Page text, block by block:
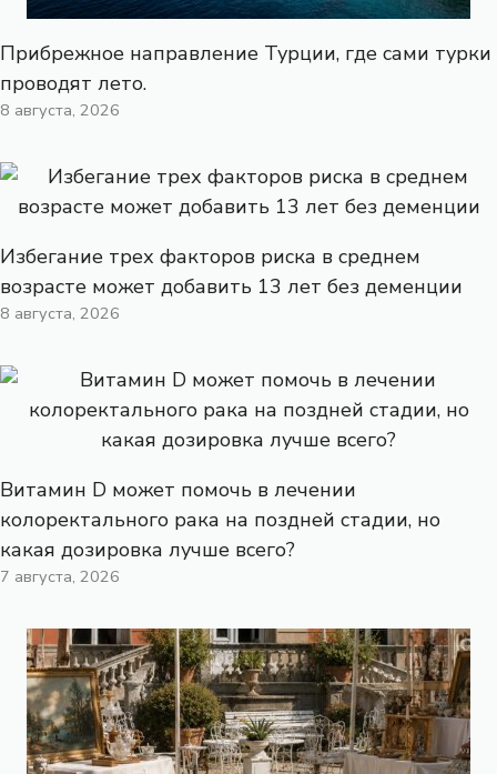
Прибрежное направление Турции, где сами турки
проводят лето.
8 августа, 2026
Избегание трех факторов риска в среднем
возрасте может добавить 13 лет без деменции
8 августа, 2026
Витамин D может помочь в лечении
колоректального рака на поздней стадии, но
какая дозировка лучше всего?
7 августа, 2026